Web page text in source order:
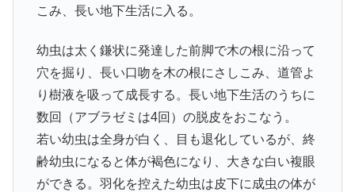
こみ、長い地下生活に入る。
幼虫は太く鎌状に発達した前脚で木の根に沿って
穴を掘り、長い口吻を木の根にさしこみ、道管よ
り樹液を吸って成長する。長い地下生活のうちに
数回（アブラゼミは4回）の脱皮をおこなう。
若い幼虫は全身が白く、目も退化しているが、終
齢幼虫になると体が褐色になり、大きな白い複眼
ができる。羽化を控えた幼虫は皮下に成虫の体が